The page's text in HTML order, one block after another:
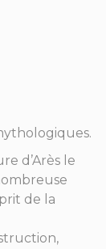
d’Arès le
de la